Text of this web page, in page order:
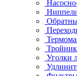
Уголки